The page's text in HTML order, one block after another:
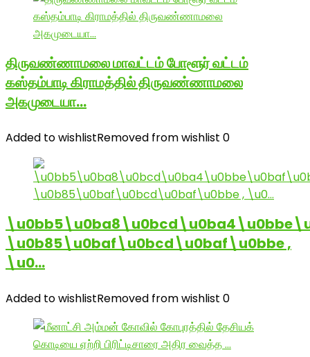
திருவண்ணாமலை மாவட்டம் போளூர் வட்டம்
கஸ்தம்பாடி கிராமத்தில் திருவண்ணாமலை
அகமுடையா…
Added to wishlistRemoved from wishlist 0
\u0b85\u0baf\u0bcd\u0baf\u0bbe ,
\u0…
Added to wishlistRemoved from wishlist 0